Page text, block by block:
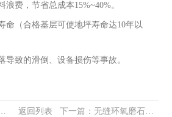
费，节省总成本15%~40%。
命（合格基层可使地坪寿命达10年以
导致的滑倒、设备损伤等事故。
返回列表 下一篇： 无缝环氧磨石地坪